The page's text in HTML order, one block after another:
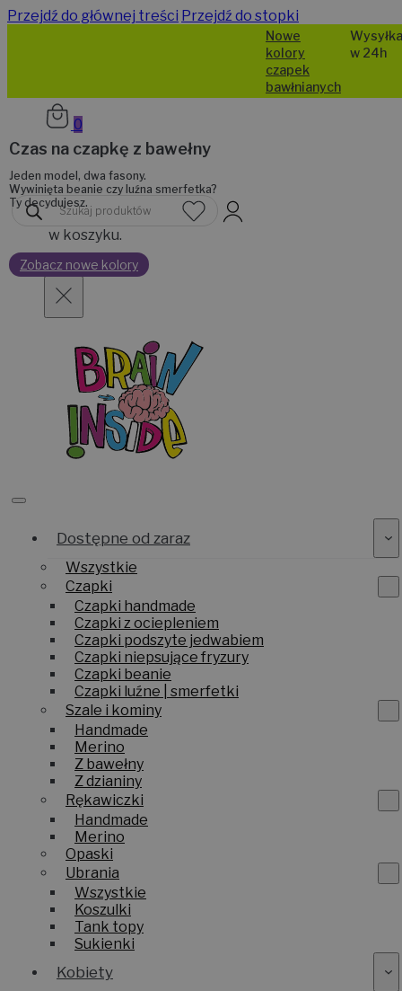
Przejdź do głównej treści Przejdź do stopki
Nowe
kolory
czapek
bawłnianych
Wysyłka
w 24h
Wyszukiwarka
produktów
0
Brak
produktów
w koszyku.
Dostępne od zaraz
Wszystkie
Czapki
Czapki handmade
Czapki z ociepleniem
Czapki podszyte jedwabiem
Czapki niepsujące fryzury
Czapki beanie
Czapki luźne | smerfetki
Szale i kominy
Handmade
Merino
Z bawełny
Z dzianiny
Rękawiczki
Handmade
Merino
Opaski
Ubrania
Wszystkie
Koszulki
Tank topy
Sukienki
Kobiety
Czas na czapkę z bawełny
Jeden model, dwa fasony.
Wywinięta beanie czy luźna smerfetka?
Ty decydujesz.
Zobacz nowe kolory